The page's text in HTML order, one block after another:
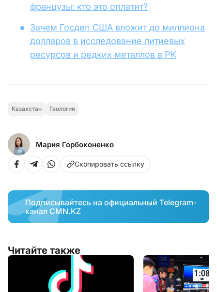
французы: кто это оплатит?
Зачем Госдеп США вложит до миллиона
долларов в исследование литиевых
ресурсов и редких металлов в РК
Казахстан Геология
Мария Горбоконенко
Скопировать ссылку
Подписывайтесь на официальный Telegram-
канал CMN.KZ
Читайте также